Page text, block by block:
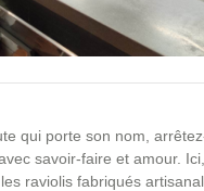
qui porte son nom,
savoir-faire et amour.
raviolis fabriqués